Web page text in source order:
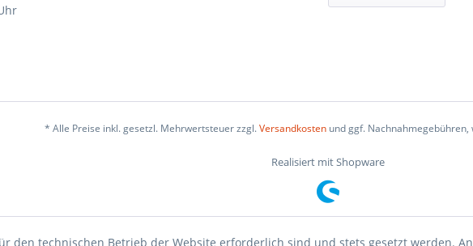
* Alle Preise inkl. gesetzl. Mehrwertsteuer zzgl.Versandkostenund ggf. Nachnahmegebühren,
Realisiert mit Shopware
den technischen Betrieb der Website erforderlich sind und stets gesetzt werden.